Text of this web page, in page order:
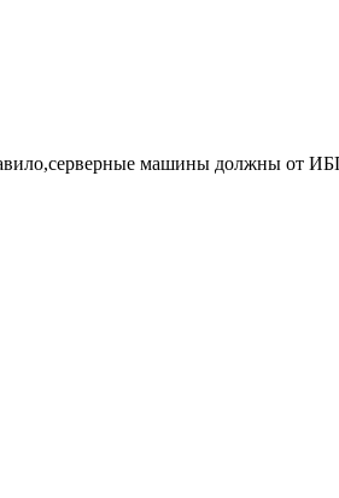
машины должны от